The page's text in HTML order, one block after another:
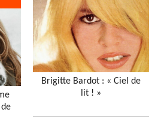
Brigitte Bardot : « Ciel de
lit ! »